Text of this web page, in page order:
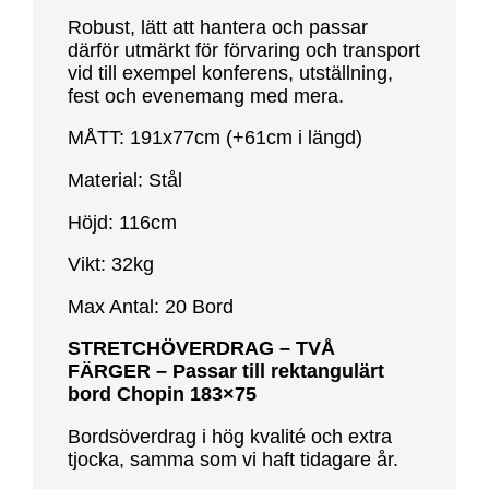
Robust, lätt att hantera och passar
därför utmärkt för förvaring och transport
vid till exempel konferens, utställning,
fest och evenemang med mera.
MÅTT: 191x77cm (+61cm i längd)
Material: Stål
Höjd: 116cm
Vikt: 32kg
Max Antal: 20 Bord
STRETCHÖVERDRAG – TVÅ
FÄRGER – Passar till rektangulärt
bord Chopin 183×75
Bordsöverdrag i hög kvalité och extra
tjocka, samma som vi haft tidagare år.